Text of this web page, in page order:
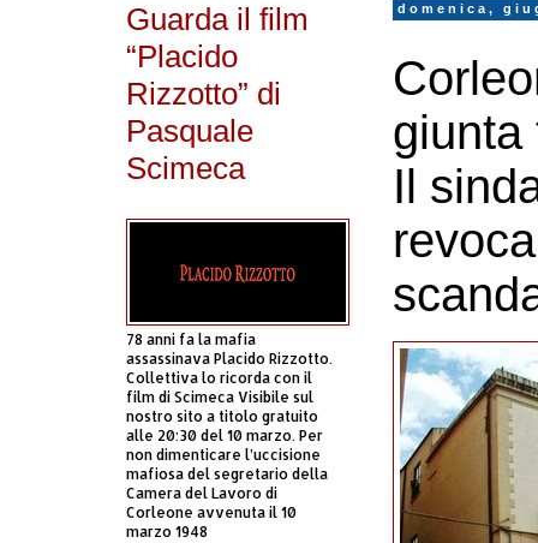
domenica,
giunta
Il
Guarda il film
“Placido
Rizzotto” di
Pasquale
Scimeca
78 anni fa la mafia
assassinava Placido Rizzotto.
Collettiva lo ricorda con il
film di Scimeca Visibile sul
nostro sito a titolo gratuito
alle 20:30 del 10 marzo. Per
non dimenticare l’uccisione
mafiosa del segretario della
Camera del Lavoro di
Corleone avvenuta il 10
marzo 1948